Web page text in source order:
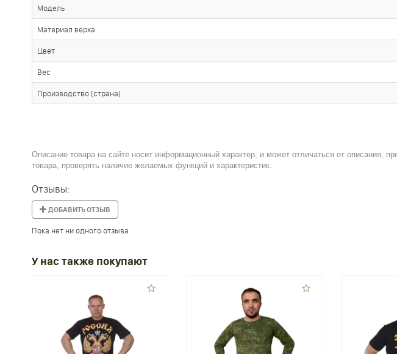
Модель
Материал верха
Цвет
Вес
Производство (страна)
Описание товара на сайте носит информационный характер, и может отличаться от описания,
товара, проверять наличие желаемых функций и характеристик.
Отзывы:
ДОБАВИТЬ ОТЗЫВ
Пока нет ни одного отзыва
У нас также покупают